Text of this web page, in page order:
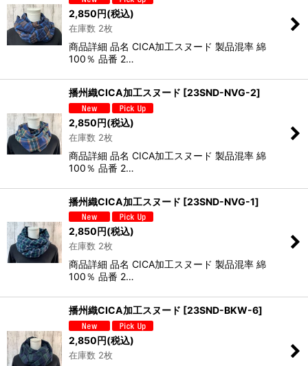
2,850円(税込)
在庫数 2枚
商品詳細 品名 CICA加工スヌード 製品混率 綿
100％ 品番 2…
播州織CICA加工スヌード [23SND-NVG-2]
2,850円(税込)
在庫数 2枚
商品詳細 品名 CICA加工スヌード 製品混率 綿
100％ 品番 2…
播州織CICA加工スヌード [23SND-NVG-1]
2,850円(税込)
在庫数 2枚
商品詳細 品名 CICA加工スヌード 製品混率 綿
100％ 品番 2…
播州織CICA加工スヌード [23SND-BKW-6]
2,850円(税込)
在庫数 2枚